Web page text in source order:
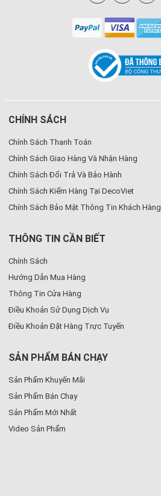
CHÍNH SÁCH
Chính Sách Thanh Toán
Chính Sách Giao Hàng Và Nhận Hàng
Chính Sách Đổi Trả Và Bảo Hành
Chính Sách Kiểm Hàng Tại DecoViet
Chính Sách Bảo Mật Thông Tin Khách Hàng
THÔNG TIN CẦN BIẾT
Chính Sách
Hướng Dẫn Mua Hàng
Thông Tin Cửa Hàng
Điều Khoản Sử Dụng Dịch Vụ
Điều Khoản Đặt Hàng Trực Tuyến
SẢN PHẨM BÁN CHẠY
Sản Phẩm Khuyến Mãi
Sản Phẩm Bán Chạy
Sản Phẩm Mới Nhất
Video Sản Phẩm